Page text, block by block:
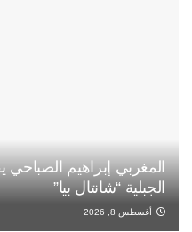
المغربي إبراهيم الصباحي
الجبلية “شانتال بيا”
أغسطس 8, 2026